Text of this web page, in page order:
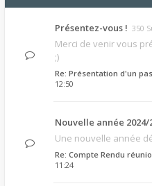
Présentez-vous ! 350
Merci de venir vous
;)
Re: Présentation d'un
12:50
Nouvelle année 2024/
Une nouvelle année
Re: Compte Rendu
11:24